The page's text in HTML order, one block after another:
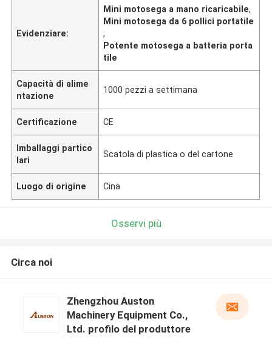
Evidenziare:
Mini motosega a mano ricaricabile,
Mini motosega da 6 pollici portatile
,
Potente motosega a batteria porta
tile
Capacità di alime
ntazione
1000 pezzi a settimana
Certificazione CE
Imballaggi partico
lari
Scatola di plastica o del cartone
Luogo di origine Cina
Osservi più
Circa noi
Zhengzhou Auston
Machinery Equipment Co.,
Ltd. profilo del produttore